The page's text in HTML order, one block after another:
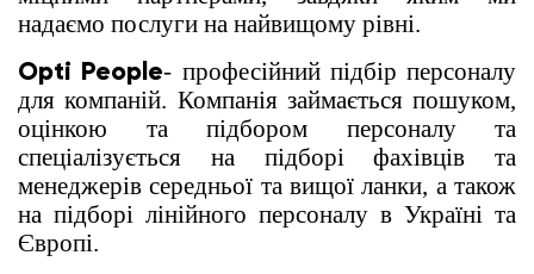
надаємо послуги на найвищому рівні.
Opti People- професійний підбір персоналу
для компаній. Компанія займається пошуком,
оцінкою та підбором персоналу та
спеціалізується на підборі фахівців та
менеджерів середньої та вищої ланки, а також
на підборі лінійного персоналу в Україні та
Європі.